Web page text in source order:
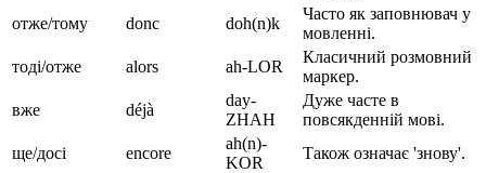
отже/тому
donc doh(n)k
Часто як заповнювач у
мовленні.
тоді/отже
alors ah-LOR
Класичний розмовний
маркер.
вже
déjà
day-
ZHAH
Дуже часте в
повсякденній мові.
ще/досі
encore
ah(n)-
KOR
Також означає 'знову'.